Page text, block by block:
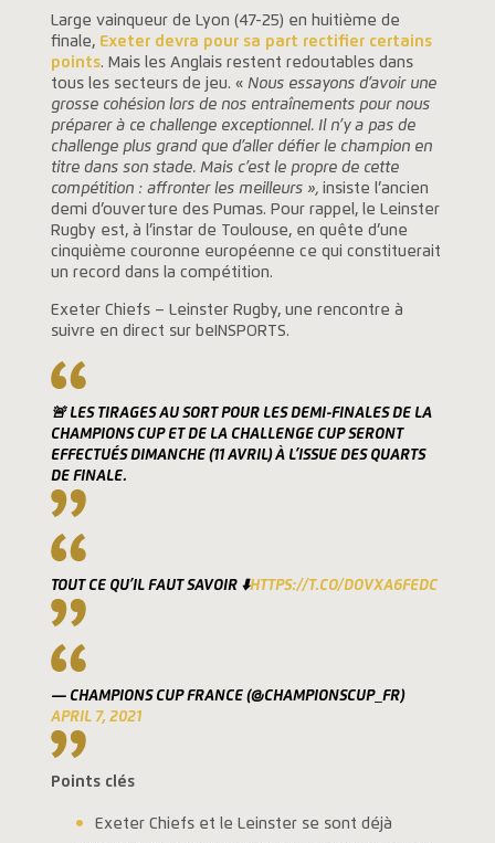
Large vainqueur de Lyon (47-25) en huitième de
finale, Exeter devra pour sa part rectifier certains
points. Mais les Anglais restent redoutables dans
tous les secteurs de jeu. « Nous essayons d’avoir une
grosse cohésion lors de nos entraînements pour nous
préparer à ce challenge exceptionnel. Il n’y a pas de
challenge plus grand que d’aller défier le champion en
titre dans son stade. Mais c’est le propre de cette
compétition : affronter les meilleurs », insiste l’ancien
demi d’ouverture des Pumas. Pour rappel, le Leinster
Rugby est, à l’instar de Toulouse, en quête d’une
cinquième couronne européenne ce qui constituerait
un record dans la compétition.
Exeter Chiefs – Leinster Rugby, une rencontre à
suivre en direct sur beINSPORTS.
🚨 LES TIRAGES AU SORT POUR LES DEMI-FINALES DE LA
CHAMPIONS CUP ET DE LA CHALLENGE CUP SERONT
EFFECTUÉS DIMANCHE (11 AVRIL) À L’ISSUE DES QUARTS
DE FINALE.
TOUT CE QU’IL FAUT SAVOIR ⬇️HTTPS://T.CO/DOVXA6FEDC
— CHAMPIONS CUP FRANCE (@CHAMPIONSCUP_FR)
APRIL 7, 2021
Points clés
Exeter Chiefs et le Leinster se sont déjà